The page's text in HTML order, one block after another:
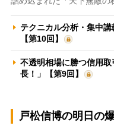
テクニカル分析・集中
【第10回】
不透明相場に勝つ信用
長！」【第9回】
戸松信博の明日の